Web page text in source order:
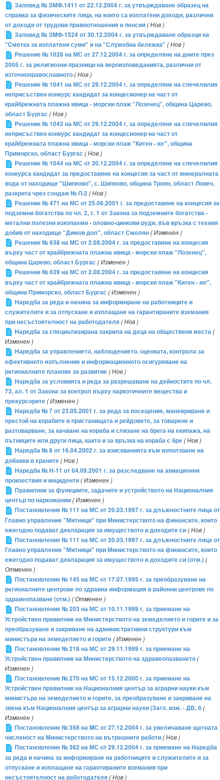
Заповед № ЗМФ.1411 от 22.12.2004 г. за утвърждаване образец на
справка за физическите лица, на които са изплатени доходи, различни
от доходи от трудови правоотношения и пенсии( Нов )
Заповед № ЗMФ-1524 от 30.12.2004 г. за утвърждаване образци на
"Сметка за изплатени суми" и на "Служебна бележка" ( Нов )
Решение № 1028 на МС от 27.12.2004 г. за определяне на дните през
2005 г. за религиозни празници на вероизповеданията, различни от
източноправославното( Нов )
Решение № 1041 на МС от 29.12.2004 г. за определяне на спечелилия
неприсъствен конкурс кандидат за концесионер на част от
крайбрежната плажна ивица - морски плаж "Лозенец", община Царево,
област Бургас( Нов )
Решение № 1042 на МС от 29.12.2004 г. за определяне на спечелилия
неприсъствен конкурс кандидат за концесионер на част от
крайбрежната плажна ивица - морски плаж "Китен - юг", община
Приморско, област Бургас( Нов )
Решение № 1044 на МС от 30.12.2004 г. за определяне на спечелилия
конкурса кандидат за предоставяне на концесия за част от минералната
вода от находище "Шипково", с. Шипково, община Троян, област Ловеч,
разкрита чрез сондаж № Л-2 ( Нов )
Решение № 471 на МС от 25.06.2001 г. за предоставяне на концесия за
подземни богатства по чл. 2, т. 1 от Закона за подземните богатства -
метални полезни изкопаеми - оловно-цинкови руди, във връзка с техния
добив от находище "Димов дол", област Смолян( Изменен )
Решение № 638 на МС от 2.08.2004 г. за предоставяне на концесия
върху част от крайбрежната плажна ивица - морски плаж "Лозенец",
община Царево, област Бургас( Изменен )
Решение № 639 на МС от 2.08.2004 г. за предоставяне на концесия
върху част от крайбрежната плажна ивица - морски плаж "Китен - юг",
община Приморско, област Бургас( Изменен )
Наредба за реда и начина за информиране на работниците и
служителите и за отпускане и изплащане на гарантираните вземания
при несъстоятелност на работодателя( Нов )
Наредба за специализирана закрила на деца на обществени места(
Изменен )
Наредба за управлението, наблюдението, оценката, контрола за
ефективното изпълнение и информационното осигуряване на
регионалните планове за развитие( Нов )
Наредба за условията и реда за разрешаване на дейностите по чл.
73, ал. 1 от Закона за контрол върху наркотичните вещества и
прекурсорите( Изменен )
Наредба № 7 от 23.05.2001 г. за реда за посещение, маневриране и
престой на корабите в пристанищата и рейдовете, за товарене и
разтоварване, за качване на кораба и слизане на брега на екипажа, на
пътниците или други лица, както и за връзка на кораба с бре( Нов )
Наредба № 8 от 16.04.2002 г. за изискванията към използване на
добавки в храните( Нов )
Наредба № Н-11 от 04.09.2001 г. за разследване на авиационни
произествия и инциденти( Изменен )
Правилник за функциите, задачите и устройството на Националния
център по наркомании( Изменен )
Постановление № 111 на МС от 20.03.1997 г. за длъжностните лица от
Главно управление "Митници" при Министерството на финансите, които
ежегодно подават декларация за имуществото и доходите си( Нов )
Постановление № 111 на МС от 20.03.1997 г. за длъжностните лица от
Главно управление "Митници" при Министерството на финансите, които
ежегодно подават декларация за имуществото и доходите си (отм.)(
Отменен )
Постановление № 145 на МС от 17.07.1995 г. за преобразуване на
регионалните центрове по здравна информация в районни центрове по
здравеопазване (отм.)( Отменен )
Постановление № 203 на МС от 10.11.1999 г. за приемане на
Устройствен правилник на Министерството на земеделието и горите и за
преобразуване и закриване на административни структури към
министъра на земеделието и горите( Изменен )
Постановление № 218 на МС от 29.11.1999 г. за приемане на
Устройствен правилник на Министерството на здравеопазването(
Изменен )
Постановление № 270 на МС от 15.12.2000 г. за приемане на
Устройствен правилник на Националния център за аграрни науки към
министъра на земеделието и горите, за преобразуване и закриване на
звена към Националния център за аграрни науки (Загл. изм. - ДВ, б(
Изменен )
Постановление № 358 на MС от 27.12.2004 г. за увеличаване щатната
численост на Министерството на вътрешните работи( Нов )
Постановление № 362 на МС от 29.12.2004 г. за приемане на Наредба
за реда и начина за информиране на работниците и служителите и за
отпускане и изплащане на гарантираните вземания при
несъстоятелност на работодателя( Нов )